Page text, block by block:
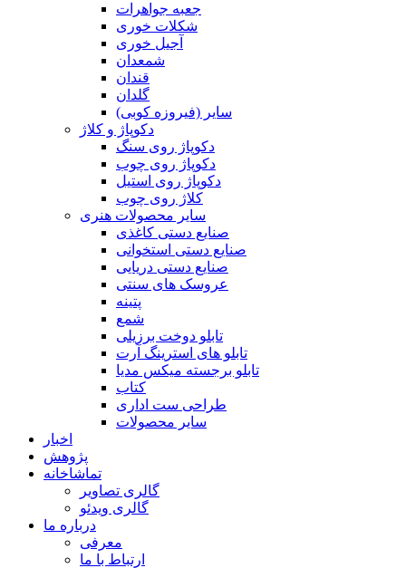
جعبه جواهرات
شکلات خوری
آجیل خوری
شمعدان
قندان
گلدان
سایر (فیروزه کوبی)
دکوپاژ و کلاژ
دکوپاژ روی سنگ
دکوپاژ روی چوب
دکوپاژ روی استیل
کلاژ روی چوب
سایر محصولات هنری
صنایع دستی کاغذی
صنایع دستی استخوانی
صنایع دستی دریایی
عروسک های سنتی
پتینه
شمع
تابلو دوخت برزیلی
تابلو های استرینگ آرت
تابلو برجسته میکس مدیا
کتاب
طراحی ست اداری
سایر محصولات
اخبار
پژوهش
تماشاخانه
گالری تصاویر
گالری ویدئو
درباره ما
معرفی
ارتباط با ما